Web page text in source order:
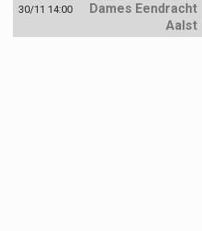
30/11 14:00
Dames Eendracht
Aalst